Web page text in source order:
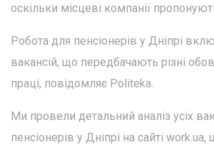
оскільки місцеві компанії
Робота для пенсіонерів у Дніпрі
вакансій, що передбачають різні
праці, повідомляє Politeka.
Ми провели детальний аналіз усіх
пенсіонерів у Дніпрі на сайті